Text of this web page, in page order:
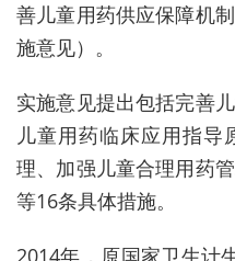
善儿童用药供应保障机
施意见）。
实施意见提出包括完善
儿童用药临床应用指导
理、加强儿童合理用药
等16条具体措施。